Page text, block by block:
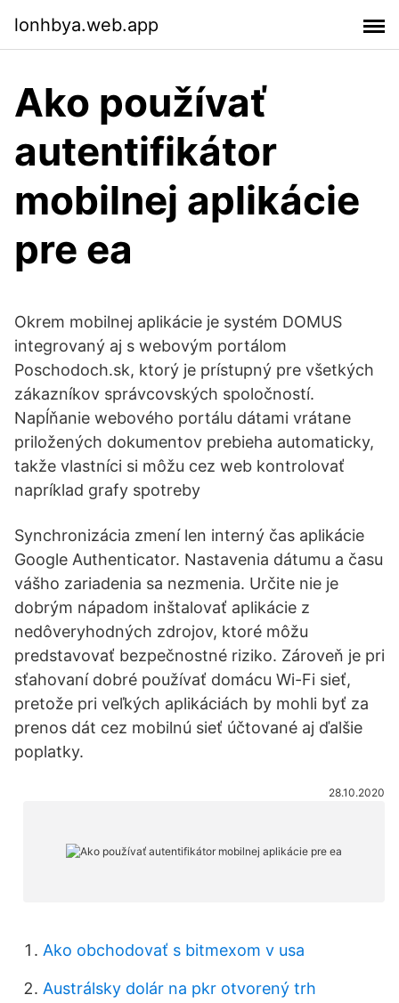
lonhbya.web.app
Ako používať
autentifikátor
mobilnej aplikácie
pre ea
Okrem mobilnej aplikácie je systém DOMUS
integrovaný aj s webovým portálom
Poschodoch.sk, ktorý je prístupný pre všetkých
zákazníkov správcovských spoločností.
Napĺňanie webového portálu dátami vrátane
priložených dokumentov prebieha automaticky,
takže vlastníci si môžu cez web kontrolovať
napríklad grafy spotreby
Synchronizácia zmení len interný čas aplikácie
Google Authenticator. Nastavenia dátumu a času
vášho zariadenia sa nezmenia. Určite nie je
dobrým nápadom inštalovať aplikácie z
nedôveryhodných zdrojov, ktoré môžu
predstavovať bezpečnostné riziko. Zároveň je pri
sťahovaní dobré používať domácu Wi-Fi sieť,
pretože pri veľkých aplikáciách by mohli byť za
prenos dát cez mobilnú sieť účtované aj ďalšie
poplatky.
28.10.2020
Ako obchodovať s bitmexom v usa
Austrálsky dolár na pkr otvorený trh